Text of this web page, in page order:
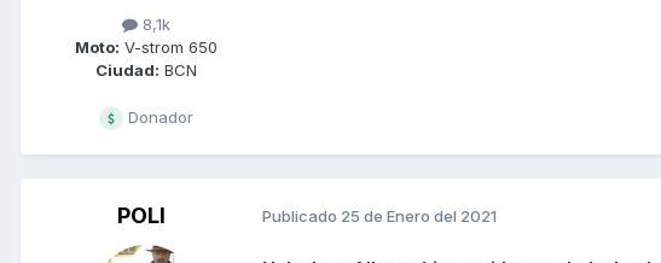
8,1k
Moto: V-strom 650
Ciudad: BCN
Donador
POLI Publicado 25 de Enero del 2021